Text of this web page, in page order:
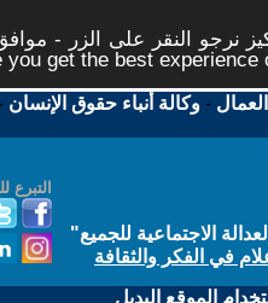
نرجو النقر على الزر -
get the best experience
-وكالة أنباء حقوق الإنسان
التبرع
الاجتماعية للجميع"
في الفكر والثقافة
الموقع البديل